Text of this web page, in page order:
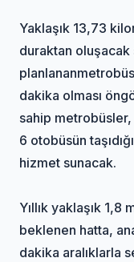
Yaklaşık 13,73
duraktan
planlananmetrobüs
dakika olması
sahip
6 otobüsün
hizmet sunacak.
Yıllık yaklaşık
beklenen hatta,
dakika aralıklarla